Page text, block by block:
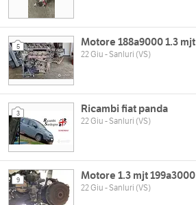
5 Motore 188a9000 1.3 mjt
22 Giu - Sanluri (VS)
3 Ricambi fiat panda
22 Giu - Sanluri (VS)
9 Motore 1.3 mjt 199a3000
22 Giu - Sanluri (VS)